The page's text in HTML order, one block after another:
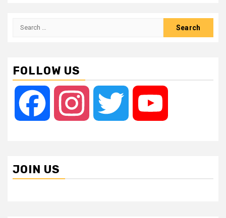
Search
FOLLOW US
Facebook Instagram Twitter
JOIN US